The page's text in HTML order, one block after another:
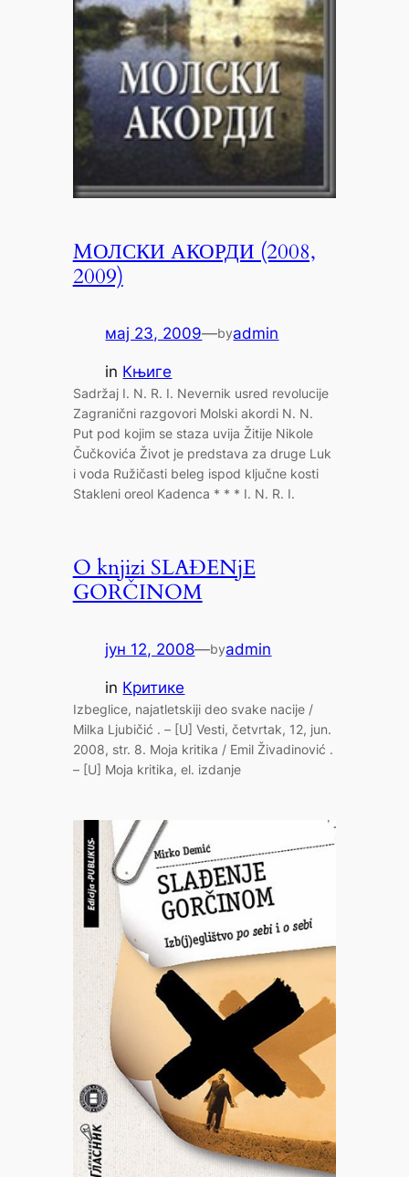
MОЛСКИ АКОРДИ (2008,
2009)
мај 23, 2009—byadmin
in Књиге
Sadržaj I. N. R. I. Nevernik usred revolucije
Zagranični razgovori Molski akordi N. N.
Put pod kojim se staza uvija Žitije Nikole
Čučkovića Život je predstava za druge Luk
i voda Ružičasti beleg ispod ključne kosti
Stakleni oreol Kadenca * * * I. N. R. I.
O knjizi SLAĐENjE
GORČINOM
јун 12, 2008—byadmin
in Критике
Izbeglice, najatletskiji deo svake nacije /
Milka Ljubičić . – [U] Vesti, četvrtak, 12, jun.
2008, str. 8. Moja kritika / Emil Živadinović .
– [U] Moja kritika, el. izdanje